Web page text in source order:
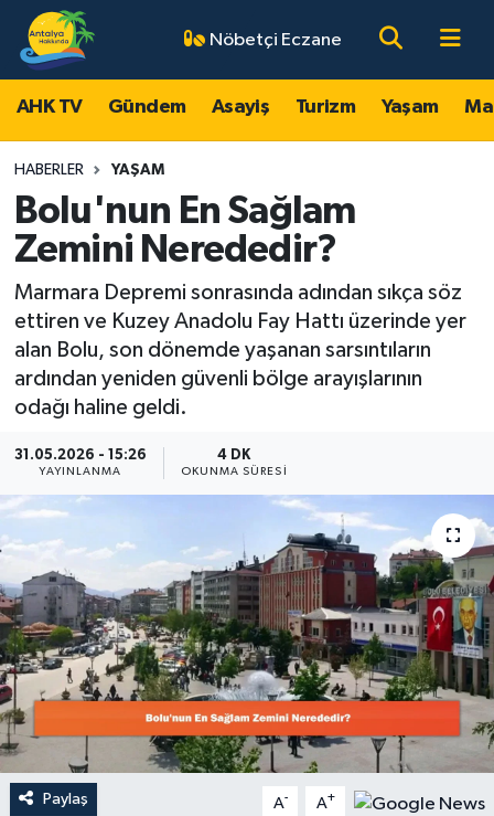
Nöbetçi Eczane
AHK TV Gündem Asayiş Turizm Yaşam
HABERLER YAŞAM
Bolu'nun En Sağlam
Zemini Nerededir?
Marmara Depremi sonrasında adından sıkça söz
ettiren ve Kuzey Anadolu Fay Hattı üzerinde yer
alan Bolu, son dönemde yaşanan sarsıntıların
ardından yeniden güvenli bölge arayışlarının
odağı haline geldi.
31.05.2026 - 15:26
YAYINLANMA
4 DK
OKUNMA SÜRESI
Paylaş A- A+
AHK TV
Gündem
Asayiş
Turizm
Yaşam
Magazin
Ekonomi
Spor
Resmi Reklamlar
Antalya Nöbetçi Eczaneler
Antalya Hava Durumu
Antalya Namaz Vakitleri
Antalya Trafik Yoğunluk Haritası
Süper Lig Puan Durumu ve Fikstür
Tüm Manşetler
Son Dakika Haberleri
Haber Arşivi